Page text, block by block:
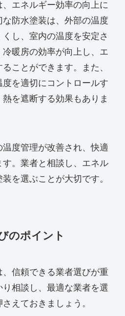
エネルギー効率の向上に
防水塗装は、外部の温度
し、室内の温度を安定さ
暖房の効率が向上し、エ
ことができます。また、
を適切にコントロールす
を遮断する効果もありま
度管理が改善され、快適
。業者と相談し、エネル
を選ぶことが大切です。
のポイント
信頼できる業者選びが重
相談し、最適な業者を選
えておきましょう。